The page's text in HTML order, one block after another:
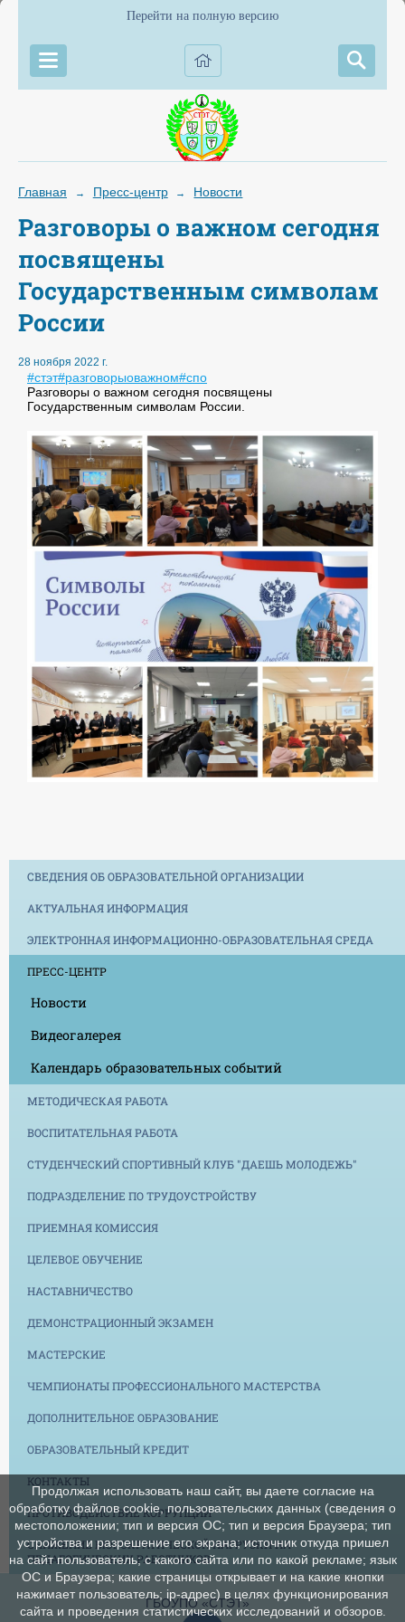
Перейти на полную версию
Главная → Пресс-центр → Новости
Разговоры о важном сегодня
посвящены
Государственным символам
России
28 ноября 2022 г.
#стэт#разговорыоважном#спо
Разговоры о важном сегодня посвящены
Государственным символам России.
СВЕДЕНИЯ ОБ ОБРАЗОВАТЕЛЬНОЙ ОРГАНИЗАЦИИ
АКТУАЛЬНАЯ ИНФОРМАЦИЯ
ЭЛЕКТРОННАЯ ИНФОРМАЦИОННО-ОБРАЗОВАТЕЛЬНАЯ СРЕДА
ПРЕСС-ЦЕНТР
Новости
Видеогалерея
Календарь образовательных событий
МЕТОДИЧЕСКАЯ РАБОТА
ВОСПИТАТЕЛЬНАЯ РАБОТА
СТУДЕНЧЕСКИЙ СПОРТИВНЫЙ КЛУБ "ДАЕШЬ МОЛОДЕЖЬ"
ПОДРАЗДЕЛЕНИЕ ПО ТРУДОУСТРОЙСТВУ
ПРИЕМНАЯ КОМИССИЯ
ЦЕЛЕВОЕ ОБУЧЕНИЕ
НАСТАВНИЧЕСТВО
ДЕМОНСТРАЦИОННЫЙ ЭКЗАМЕН
МАСТЕРСКИЕ
ЧЕМПИОНАТЫ ПРОФЕССИОНАЛЬНОГО МАСТЕРСТВА
ДОПОЛНИТЕЛЬНОЕ ОБРАЗОВАНИЕ
ОБРАЗОВАТЕЛЬНЫЙ КРЕДИТ
КОНТАКТЫ
ПРОТИВОДЕЙСТВИЕ КОРРУПЦИИ
СНИЖЕНИЕ БЮРОКРАТИЧЕСКОЙ НАГРУЗКИ НА
ПЕДАГОГИЧЕСКИХ РАБОТНИКОВ
ГБОУПО «СТЭТ»
Продолжая использовать наш сайт, вы даете согласие на
обработку файлов cookie, пользовательских данных (сведения о
местоположении; тип и версия ОС; тип и версия Браузера; тип
устройства и разрешение его экрана; источник откуда пришел
на сайт пользователь; с какого сайта или по какой рекламе; язык
ОС и Браузера; какие страницы открывает и на какие кнопки
нажимает пользователь; ip-адрес) в целях функционирования
сайта и проведения статистических исследований и обзоров.